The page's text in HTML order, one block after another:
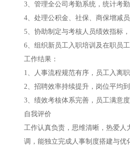
3、管理全公司考勤系统，统计考
4、处理公积金、社保、商保增减
5、协助制定与考核人员绩效指标
6、组织新员工入职培训及在职员
工作结果：
1、人事流程规范有序，员工入离
2、招聘效率持续提升，岗位平均
3、绩效考核体系完善，员工满意
自我评价
工作认真负责，思维清晰，热爱人
调，能独立完成人事制度搭建与